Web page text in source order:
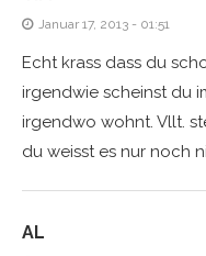
Januar 17, 2013 - 01:51
Echt krass dass du
irgendwie scheinst du
irgendwo wohnt. Vllt.
du weisst es nur noch
AL